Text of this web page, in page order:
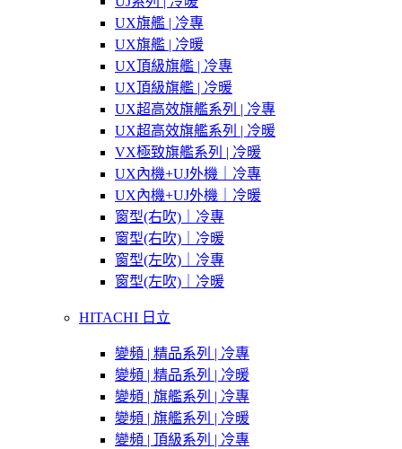
UX旗艦 | 冷專
UX旗艦 | 冷暖
UX頂級旗艦 | 冷專
UX頂級旗艦 | 冷暖
UX超高效旗艦系列 | 冷專
UX超高效旗艦系列 | 冷暖
VX極致旗艦系列 | 冷暖
UX內機+UJ外機｜冷專
UX內機+UJ外機｜冷暖
窗型(右吹)｜冷專
窗型(右吹)｜冷暖
窗型(左吹)｜冷專
窗型(左吹)｜冷暖
HITACHI 日立
變頻 | 精品系列 | 冷專
變頻 | 精品系列 | 冷暖
變頻 | 旗艦系列 | 冷專
變頻 | 旗艦系列 | 冷暖
變頻 | 頂級系列 | 冷專